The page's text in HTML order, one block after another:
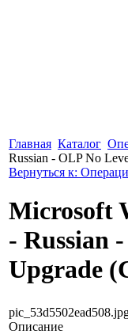
Главная Каталог
Russian - OLP No
Вернуться к:
Microsoft
- Russian
Upgrade
Описание